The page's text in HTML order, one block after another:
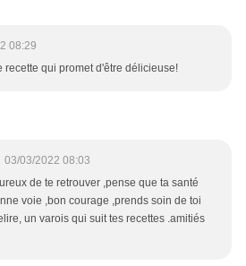
08:29
recette qui promet d'être délicieuse!
03/03/2022 08:03
de te retrouver ,pense que ta santé
voie ,bon courage ,prends soin de toi
un varois qui suit tes recettes .amitiés